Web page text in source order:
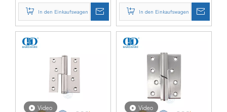
In den Einkaufswagen
DDSS019
In den Einkaufswagen
Video Video